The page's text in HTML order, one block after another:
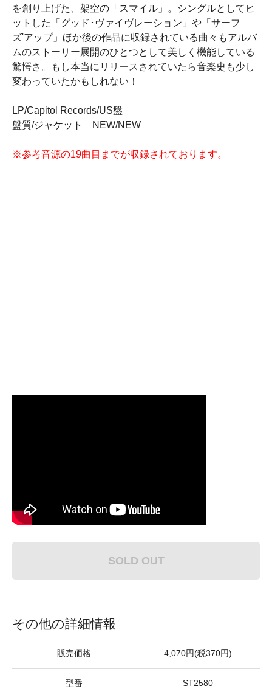
を創り上げた、架空の「スマイル」。シングルとしてヒ
ットした「グッド･ヴァイヴレーション」や「サーフ
ズ'アップ」ほか後の作品に収録されている曲々もアルバ
ムのストーリー展開のひとつとして美しく機能している
驚愕さ。もし本当にリリースされていたら音楽史も少し
変わっていたかもしれない！
LP/Capitol Records/US盤
盤質/ジャケット NEW/NEW
※参考音源の19曲目までが収録されております。
SOLD OUT
その他の詳細情報
販売価格 4,070円(税370円)
型番 ST2580